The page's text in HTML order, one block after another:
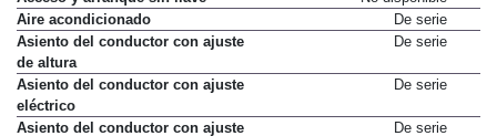
Acceso y arranque sin llave
No disponible
Aire acondicionado
De serie
Asiento del conductor con ajuste
de altura
Asiento del conductor con ajuste
eléctrico